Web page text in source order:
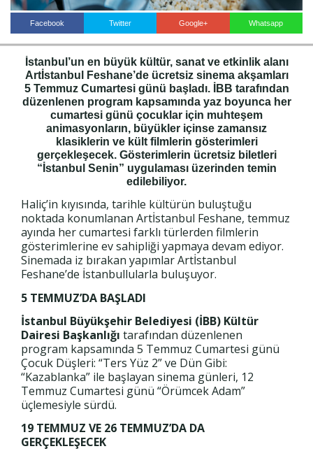
Facebook Twitter Google+ Whatsapp
İstanbul’un en büyük kültür, sanat ve etkinlik alanı
Artİstanbul Feshane’de ücretsiz sinema akşamları
5 Temmuz Cumartesi günü başladı. İBB tarafından
düzenlenen program kapsamında yaz boyunca her
cumartesi günü çocuklar için muhteşem
animasyonların, büyükler içinse zamansız
klasiklerin ve kült filmlerin gösterimleri
gerçekleşecek. Gösterimlerin ücretsiz biletleri
“İstanbul Senin” uygulaması üzerinden temin
edilebiliyor.
Haliç’in kıyısında, tarihle kültürün buluştuğu
noktada konumlanan Artİstanbul Feshane, temmuz
ayında her cumartesi farklı türlerden filmlerin
gösterimlerine ev sahipliği yapmaya devam ediyor.
Sinemada iz bırakan yapımlar Artİstanbul
Feshane’de İstanbullularla buluşuyor.
5 TEMMUZ’DA BAŞLADI
İstanbul Büyükşehir Belediyesi (İBB) Kültür
Dairesi Başkanlığı tarafından düzenlenen
program kapsamında 5 Temmuz Cumartesi günü
Çocuk Düşleri: “Ters Yüz 2” ve Dün Gibi:
“Kazablanka” ile başlayan sinema günleri, 12
Temmuz Cumartesi günü “Örümcek Adam”
üçlemesiyle sürdü.
19 TEMMUZ VE 26 TEMMUZ’DA DA
GERÇEKLEŞECEK
Haberin Doğru Adresi.